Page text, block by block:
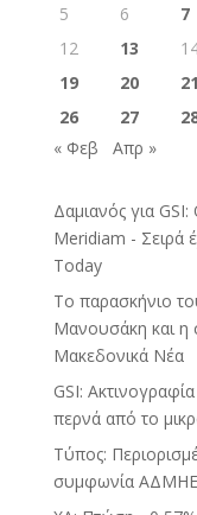
5
6 7
12
13
19
20 21
26
27
« Φεβ
Απρ »
Δαμιανός για GSI:
Meridiam - Σειρά
Today
Το παρασκήνιο
Μανουσάκη και
Μακεδονικά Νέα
GSI:
περνά από το
Τύπος:
συμφωνία ΑΔΜΗΕ